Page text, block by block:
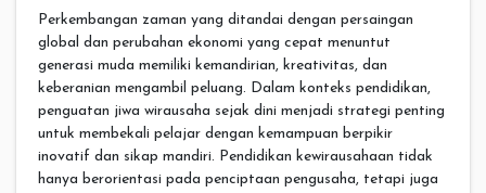
Perkembangan zaman yang ditandai dengan persaingan
global dan perubahan ekonomi yang cepat menuntut
generasi muda memiliki kemandirian, kreativitas, dan
keberanian mengambil peluang. Dalam konteks pendidikan,
penguatan jiwa wirausaha sejak dini menjadi strategi penting
untuk membekali pelajar dengan kemampuan berpikir
inovatif dan sikap mandiri. Pendidikan kewirausahaan tidak
hanya berorientasi pada penciptaan pengusaha, tetapi juga